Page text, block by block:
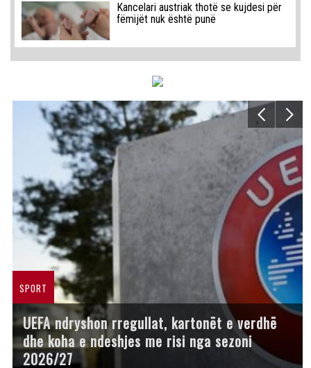
Kancelari austriak thotë se kujdesi për
fëmijët nuk është punë
SPORT
UEFA ndryshon rregullat, kartonët e verdhë
dhe koha e ndeshjes me risi nga sezoni
2026/27